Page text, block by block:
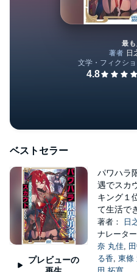
最
ベストセラー
プレビューの
パワハラ
遇でスカ
キング１
て生活で
著者：
日
ナレーター
奈 丸佳,
る香, 東條